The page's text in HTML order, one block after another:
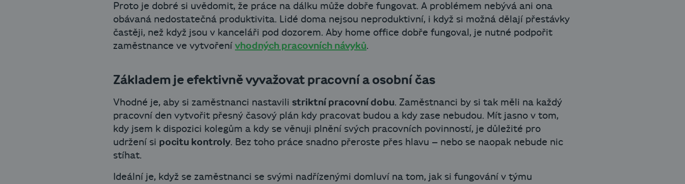
Proto je dobré si uvědomit, že práce na dálku může dobře fungovat. A problémem nebývá ani ona
obávaná nedostatečná produktivita. Lidé doma nejsou neproduktivní, i když si možná dělají přestávky
častěji, než když jsou v kanceláři pod dozorem. Aby home office dobře fungoval, je nutné podpořit
zaměstnance ve vytvoření vhodných pracovních návyků.
Základem je efektivně vyvažovat pracovní a osobní čas
Vhodné je, aby si zaměstnanci nastavili striktní pracovní dobu. Zaměstnanci by si tak měli na každý
pracovní den vytvořit přesný časový plán kdy pracovat budou a kdy zase nebudou. Mít jasno v tom,
kdy jsem k dispozici kolegům a kdy se věnuji plnění svých pracovních povinností, je důležité pro
udržení si pocitu kontroly. Bez toho práce snadno přeroste přes hlavu – nebo se naopak nebude nic
stíhat.
Ideální je, když se zaměstnanci se svými nadřízenými domluví na tom, jak si fungování v týmu